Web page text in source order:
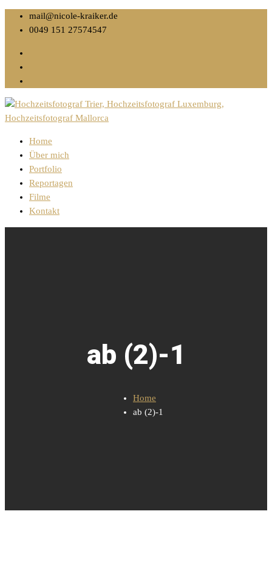
mail@nicole-kraiker.de
0049 151 27574547
Home
Über mich
Portfolio
Reportagen
Filme
Kontakt
ab (2)-1
Home
ab (2)-1